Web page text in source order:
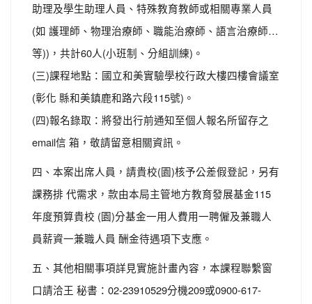
助理及學生助理人員、特殊教育教師或相關專業人員
(如 護理師、物理治療師、職能治療師、語言治療師…
等))，共計60人(小班制、分組訓練)。
(三)課程地點：國立和美實驗學校行政大樓四樓會議室
(彰化 縣和美鎮鹿和路六段115號)。
(四)報名錄取：將發出行前通知至個人報名所留存之
email信 箱，敬請留意相關資訊。
四、本案出席人員，請貴校(園)核予公差假登記，另有
課務排 代需求，款由本局主管地方教育發展基金115
年度預算貴校 (園)分基金一用人費用一聘僱及兼職人
員薪資一兼職人員 酬金待遇項下支應。
五、其他相關事項詳見實施計畫內容，本課程聯繫窗
口請洽王 秘書：02-23910529分機209或0900-617-